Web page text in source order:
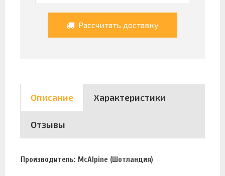
Рассчитать доставку
Описание Характеристики
Отзывы
Производитель: McAlpine (Шотландия)